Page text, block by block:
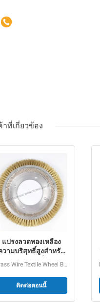
ที่เกี่ยวข้อง
แปรงลวดทองเหลือง
วามบริสุทธิ์สูงสำหรับ
รกำจัดสีย้อมที่ไม่สร้าง
านสิ่งทอทนความร้อน
Brass Wire Textile Wheel Brush Non-damaging Dye Residue...
ติดต่อตอนนี้